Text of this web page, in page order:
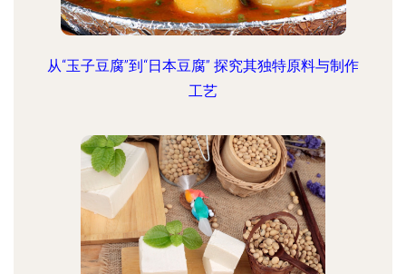
从“玉子豆腐”到“日本豆腐” 探究其独特原料与制作
工艺